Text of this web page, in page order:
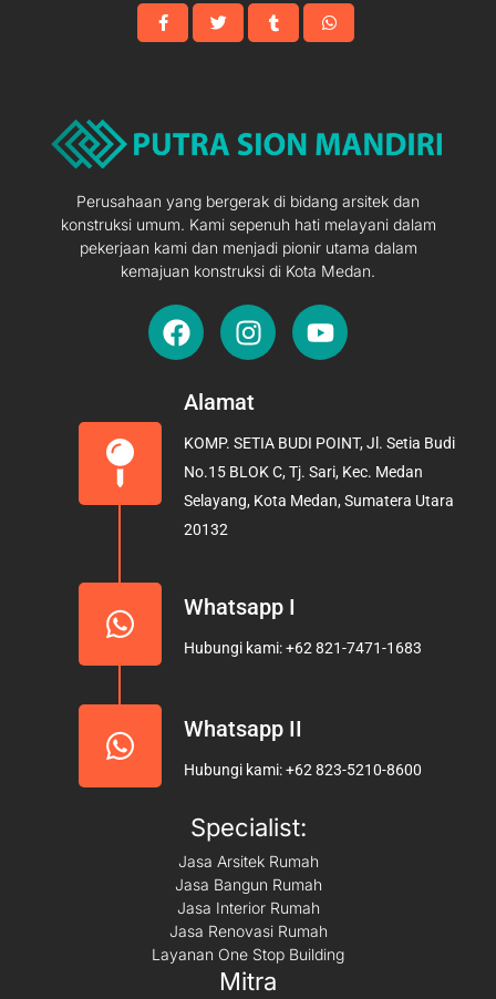
Perusahaan yang bergerak di bidang arsitek dan
konstruksi umum. Kami sepenuh hati melayani dalam
pekerjaan kami dan menjadi pionir utama dalam
kemajuan konstruksi di Kota Medan.
F
a
e
o
o
k
I
n
t
g
r
a
Y
o
b
e
Alamat
KOMP. SETIA BUDI POINT, Jl. Setia Budi
No.15 BLOK C, Tj. Sari, Kec. Medan
Selayang, Kota Medan, Sumatera Utara
20132
Whatsapp I
Hubungi kami: +62 821-7471-1683
Whatsapp II
Hubungi kami: +62 823-5210-8600
Specialist:
Jasa Arsitek Rumah
Jasa Bangun Rumah
Jasa Interior Rumah
Jasa Renovasi Rumah
Layanan One Stop Building
Mitra